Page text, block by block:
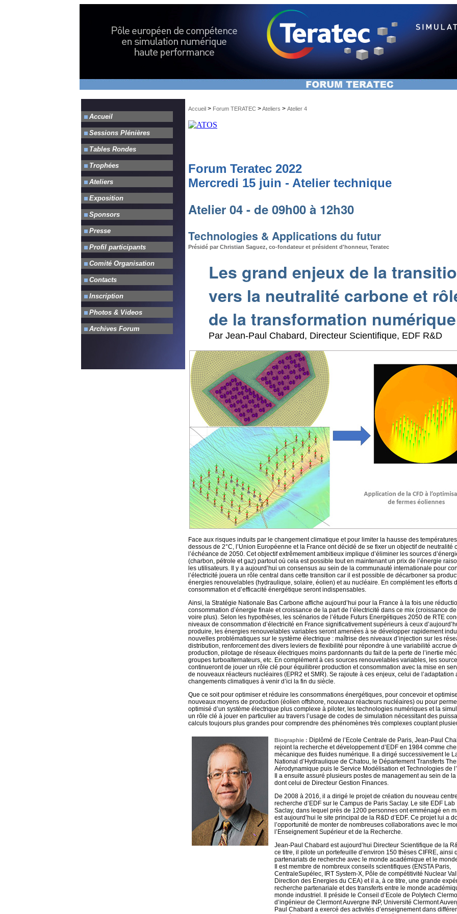
Accueil > Forum TERATEC >Ateliers > Atelier 4
Forum Teratec 2022
Mercredi 15 juin - Atelier technique
Atelier 04 - de 09h00 à 12h30
Technologies & Applications du futur
Présidé par Christian Saguez, co-fondateur et président d'honneur, Teratec
Les grand enjeux de la
vers la neutralité carbone et
de la transformation numérique
Par Jean-Paul Chabard, Directeur Scientifique, EDF R&D
Face aux risques induits par le changement climatique et pour limiter la hausse des
dessous de 2°C, l’Union Européenne et la France ont décidé de se fixer un objectif de neutralité
l’échéance de 2050. Cet objectif extrêmement ambitieux implique d’éliminer les sources
(charbon, pétrole et gaz) partout où cela est possible tout en maintenant un prix de l’énergie
les utilisateurs. Il y a aujourd’hui un consensus au sein de la communauté internationale pour
l’électricité jouera un rôle central dans cette transition car il est possible de décarboner sa
énergies renouvelables (hydraulique, solaire, éolien) et au nucléaire. En complément les efforts
consommation et d’efficacité énergétique seront indispensables.
Ainsi, la Stratégie Nationale Bas Carbone affiche aujourd’hui pour la France à la fois une
consommation d’énergie finale et croissance de la part de l’électricité dans ce mix (croissance
voire plus). Selon les hypothèses, les scénarios de l’étude Futurs Energétiques 2050 de RTE
niveaux de consommation d’électricité en France significativement supérieurs à ceux
produire, les énergies renouvelables variables seront amenées à se développer rapidement
nouvelles problématiques sur le système électrique : maîtrise des niveaux d’injection sur les
distribution, renforcement des divers leviers de flexibilité pour répondre à une variabilité accrue
production, pilotage de réseaux électriques moins pardonnants du fait de la perte de l’inertie
groupes turboalternateurs, etc. En complément à ces sources renouvelables variables, les
continueront de jouer un rôle clé pour équilibrer production et consommation avec la mise en
de nouveaux réacteurs nucléaires (EPR2 et SMR). Se rajoute à ces enjeux, celui de l’adaptation
changements climatiques à venir d’ici la fin du siècle.
Que ce soit pour optimiser et réduire les consommations énergétiques, pour concevoir et
nouveaux moyens de production (éolien offshore, nouveaux réacteurs nucléaires) ou pour
optimisé d’un système électrique plus complexe à piloter, les technologies numériques et la
un rôle clé à jouer en particulier au travers l’usage de codes de simulation nécessitant des
calculs toujours plus grandes pour comprendre des phénomènes très complexes couplant
Biographie : Diplômé de l’Ecole Centrale de Paris, Jean-Paul
rejoint la recherche et développement d’EDF en 1984 comme
mécanique des fluides numérique. Il a dirigé successivement le
National d’Hydraulique de Chatou, le Département Transferts
Aérodynamique puis le Service Modélisation et Technologies de
Il a ensuite assuré plusieurs postes de management au sein de la
dont celui de Directeur Gestion Finances.
De 2008 à 2016, il a dirigé le projet de création du nouveau
recherche d’EDF sur le Campus de Paris Saclay. Le site EDF Lab
Saclay, dans lequel près de 1200 personnes ont emménagé en
est aujourd’hui le site principal de la R&D d’EDF. Ce projet lui a
l’opportunité de monter de nombreuses collaborations avec le
l’Enseignement Supérieur et de la Recherche.
Jean-Paul Chabard est aujourd’hui Directeur Scientifique de la
ce titre, il pilote un portefeuille d’environ 150 thèses CIFRE, ainsi
partenariats de recherche avec le monde académique et le
Il est membre de nombreux conseils scientifiques (ENSTA Paris,
CentraleSupélec, IRT System-X, Pôle de compétitivité Nuclear
Direction des Energies du CEA) et il a, à ce titre, une grande
recherche partenariale et des transferts entre le monde
monde industriel. Il préside le Conseil d’Ecole de Polytech
d’ingénieur de Clermont Auvergne INP, Université Clermont
Paul Chabard a exercé des activités d’enseignement dans